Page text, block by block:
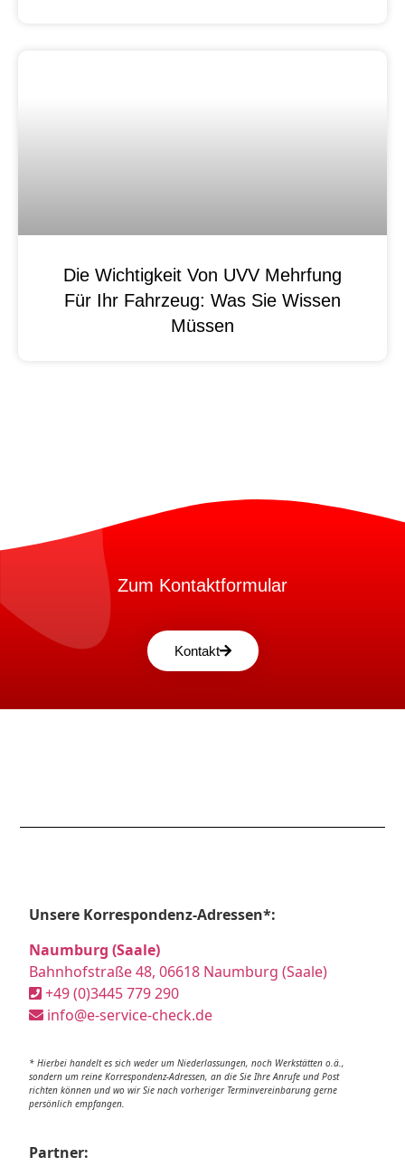
Die Wichtigkeit Von UVV Mehrfung
Für Ihr Fahrzeug: Was Sie Wissen
Müssen
Zum Kontaktformular
Kontakt
Unsere Korrespondenz-Adressen*:
Naumburg (Saale)
Bahnhofstraße 48, 06618 Naumburg (Saale)
+49 (0)3445 779 290
info@e-service-check.de
* Hierbei handelt es sich weder um Niederlassungen, noch Werkstätten o.ä.,
sondern um reine Korrespondenz-Adressen, an die Sie Ihre Anrufe und Post
richten können und wo wir Sie nach vorheriger Terminvereinbarung gerne
persönlich empfangen.
Partner: